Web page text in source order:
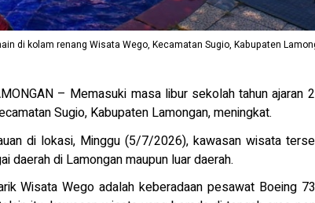
di kolam renang Wisata Wego, Kecamatan Sugio, Kabupaten
– Memasuki masa libur sekolah tahun ajaran
Sugio, Kabupaten Lamongan, meningkat.
di lokasi, Minggu (5/7/2026), kawasan wisata
daerah di Lamongan maupun luar daerah.
Wisata Wego adalah keberadaan pesawat Boeing